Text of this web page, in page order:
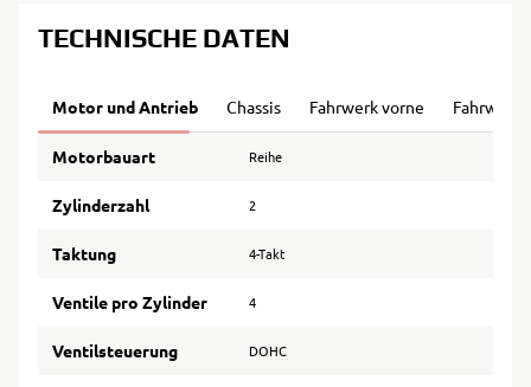
TECHNISCHE DATEN
Motor und Antrieb Chassis Fahrwerk vorne Fahrwerk
Motorbauart Reihe
Zylinderzahl 2
Taktung 4-Takt
Ventile pro Zylinder 4
Ventilsteuerung DOHC